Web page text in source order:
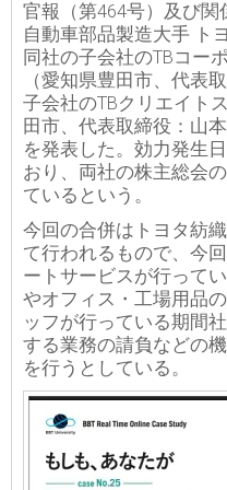
官報（第464号）及び関
自動車部品製造大手 ト
同社の子会社のTBコー
（愛知県豊田市、代表
子会社のTBクリエイト
田市、代表取締役：山
を発表した。効力発生
おり、両社の株主総会
ているという。
今回の合併はトヨタ紡
て行われるもので、今
ートサービスが行って
やオフィス・工場用品
ッフが行っている期間
する業務の請負などの
を行うとしている。